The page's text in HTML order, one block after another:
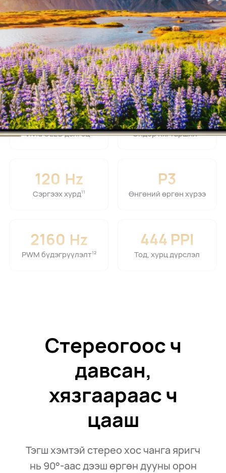
4000 нит14
6.84"
Vivid OLED дэлгэц⁠4
120 Hz
Сэргээх хурд⁠11
2160 Hz
PWM бүдэгрүүлэлт⁠12
2756 × 1272
Өндөр нягтаршил⁠13
P3
Өнгөний өргөн хүрээ
444 PPI
Тод, хурц дүрслэл
Стереогоос ч
давсан,
хязгаараас ч
цааш
Тэгш хэмтэй стерео хос чанга яригч
нь 90°-аас дээш өргөн дууны орон